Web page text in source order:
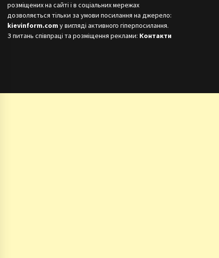
розміщених на сайті і в соціальних мережах
дозволяється тільки за умови посилання на джерело:
kievinform.com у вигляді активного гіперпосилання.
З питань співпраці та розміщення реклами: Контакти